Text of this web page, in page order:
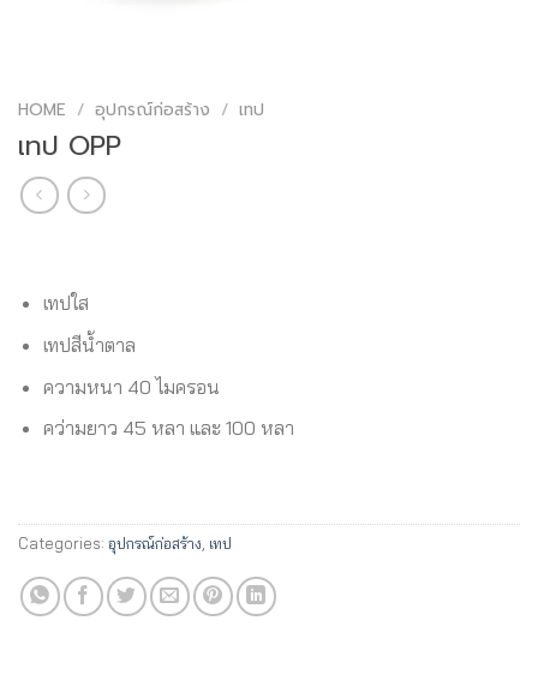
HOME / อุปกรณ์ก่อสร้าง / เทป
เทป OPP
เทปใส
เทปสีน้ำตาล
ความหนา 40 ไมครอน
คว่ามยาว 45 หลา และ 100 หลา
Categories: อุปกรณ์ก่อสร้าง เทป